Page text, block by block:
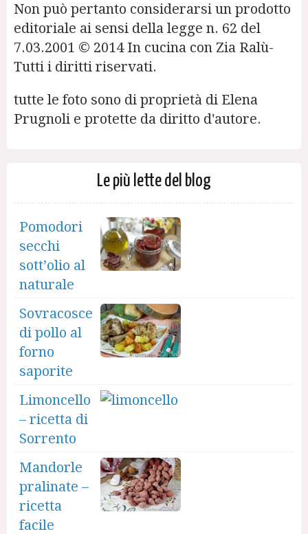
Non può pertanto considerarsi un prodotto
editoriale ai sensi della legge n. 62 del
7.03.2001 © 2014 In cucina con Zia Ralù-
Tutti i diritti riservati.
tutte le foto sono di proprietà di Elena
Prugnoli e protette da diritto d'autore.
Le più lette del blog
Pomodori
secchi
sott’olio al
naturale
Sovracosce
di pollo al
forno
saporite
Limoncello
– ricetta di
Sorrento
Mandorle
pralinate –
ricetta
facile